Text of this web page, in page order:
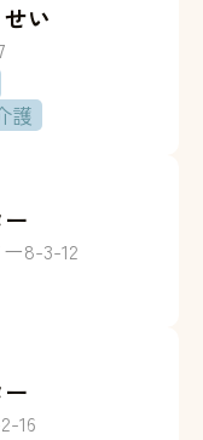
い
護
8-3-12
16